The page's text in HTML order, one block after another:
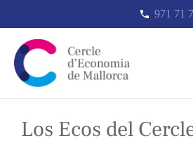
phone 971 71
Los Ecos del